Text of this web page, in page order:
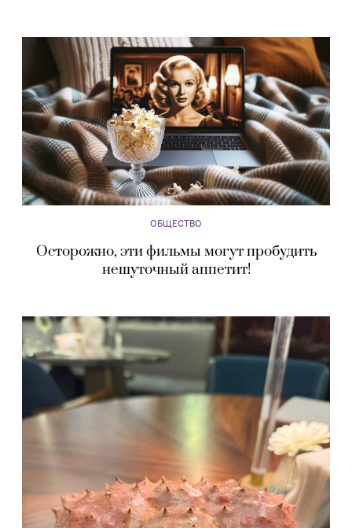
ОБЩЕСТВО
Осторожно, эти фильмы могут пробудить
нешуточный аппетит!